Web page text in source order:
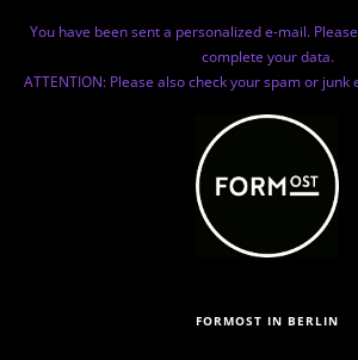
You have been sent a personalized e-mail.
complete your data.
ATTENTION: Please also check your spam or
FORMOST IN BERLIN